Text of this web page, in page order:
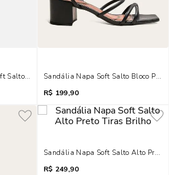
Salto Baixo PretoSandália Napa Soft Salto Bloco
R$ 199,90
Sandália Napa Soft Salto Alto Preto
R$ 249,90